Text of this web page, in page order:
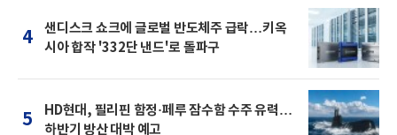
4
샌디스크 쇼크에 글로벌 반도체주 급락…키옥
시아 합작 '332단 낸드'로 돌파구
5
HD현대, 필리핀 함정·페루 잠수함 수주 유력…
하반기 방산 대박 예고